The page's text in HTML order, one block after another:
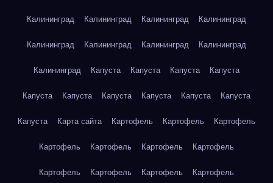
Калининград Калининград Калининград Калининград
Калининград Калининград Калининград Калининград
Калининград Капуста Капуста Капуста Капуста
Капуста Капуста Капуста Капуста Капуста Капуста
Капуста Карта сайта Картофель Картофель Картофель
Картофель Картофель Картофель Картофель
Картофель Картофель Картофель Картофель